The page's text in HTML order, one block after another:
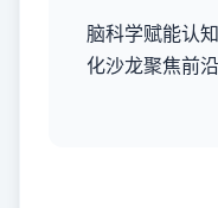
脑科学赋能认
化沙龙聚焦前